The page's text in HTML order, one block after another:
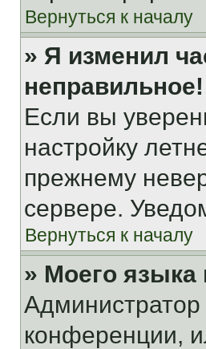
Вернуться к началу
» Я изменил
неправильное!
Если вы
настройку
прежнему
сервере.
Вернуться к началу
» Моего языка
конференции,